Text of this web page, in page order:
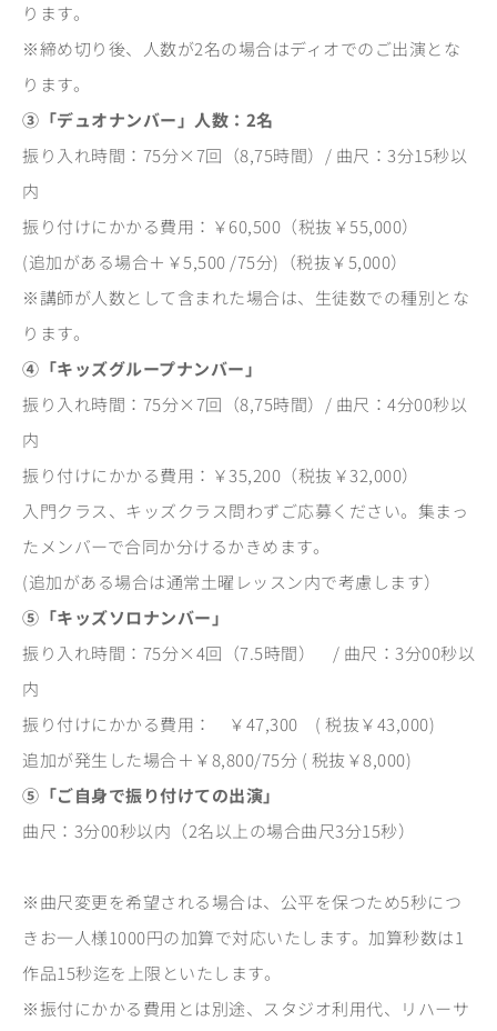
ります。
※締め切り後、人数が2名の場合はディオでのご出演とな
ります。
③「デュオナンバー」人数：2名
振り入れ時間：75分×7回（8,75時間）/ 曲尺：3分15秒以
内
振り付けにかかる費用：￥60,500（税抜￥55,000）
(追加がある場合＋￥5,500 /75分)（税抜￥5,000）
※講師が人数として含まれた場合は、生徒数での種別とな
ります。
④「キッズグループナンバー」
振り入れ時間：75分×7回（8,75時間）/ 曲尺：4分00秒以
内
振り付けにかかる費用：￥35,200（税抜￥32,000）
入門クラス、キッズクラス問わずご応募ください。集まっ
たメンバーで合同か分けるかきめます。
(追加がある場合は通常土曜レッスン内で考慮します）
⑤「キッズソロナンバー」
振り入れ時間：75分×4回（7.5時間） / 曲尺：3分00秒以
内
振り付けにかかる費用： ￥47,300 ( 税抜￥43,000)
追加が発生した場合＋￥8,800/75分 ( 税抜￥8,000)
⑤「ご自身で振り付けての出演」
曲尺：3分00秒以内（2名以上の場合曲尺3分15秒）
※曲尺変更を希望される場合は、公平を保つため5秒につ
きお一人様1000円の加算で対応いたします。加算秒数は1
作品15秒迄を上限といたします。
※振付にかかる費用とは別途、スタジオ利用代、リハーサ